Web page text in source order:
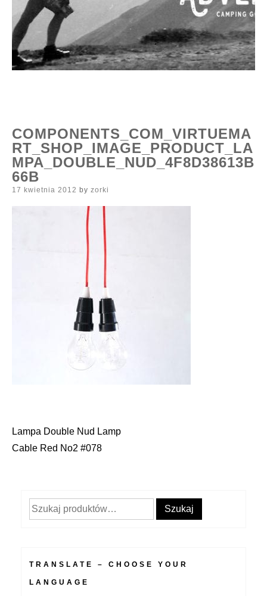
COMPONENTS_COM_VIRTUEMA
RT_SHOP_IMAGE_PRODUCT_LA
MPA_DOUBLE_NUD_4F8D38613B
66B
Posted
17 kwietnia 2012 by zorki
Nawigacja
Lampa Double Nud Lamp
Cable Red No2 #078
Szukaj: Szukaj
TRANSLATE – CHOOSE YOUR
LANGUAGE